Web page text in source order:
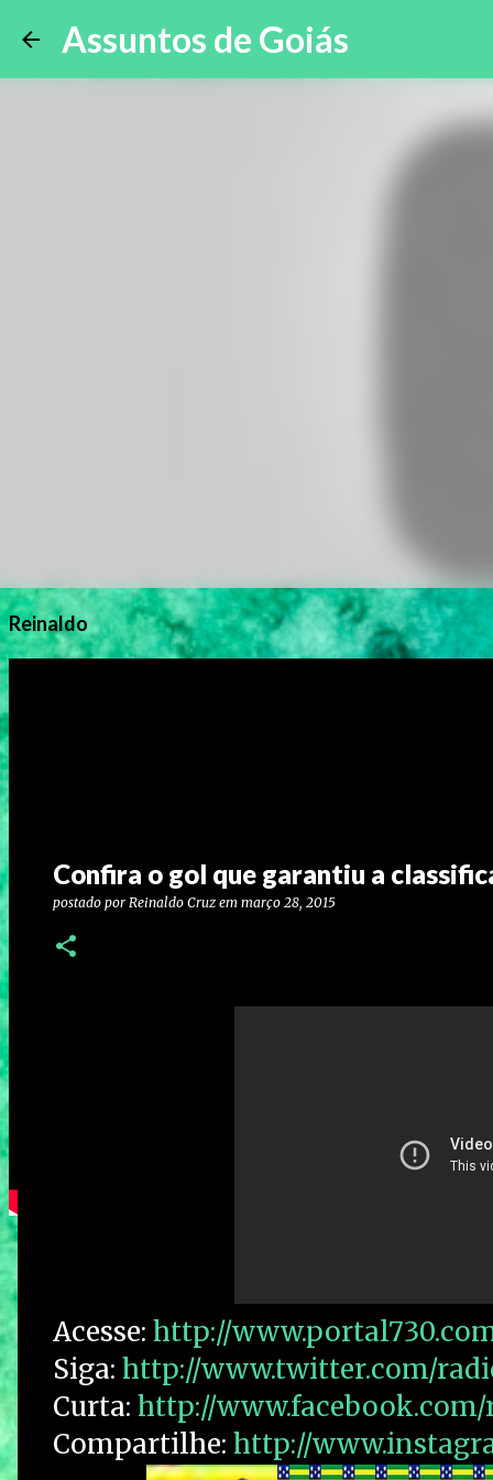
Assuntos de Goiás
Reinaldo
Confira o gol que garantiu a
postado por Reinaldo Cruz em março 28, 2015
Acesse: http://
Siga: http://www.twitter.com/
Curta: http://www.facebook.com/
Compartilhe: http://